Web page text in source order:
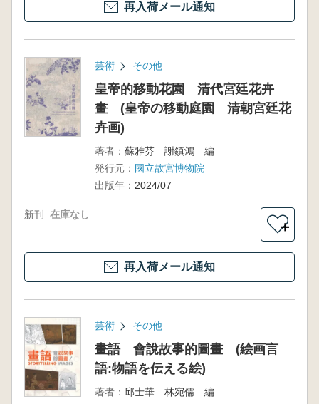
再入荷メール通知
芸術 その他
皇帝的移動花園 清代宮廷花卉
畫 (皇帝の移動庭園 清朝宮廷花
卉画)
著者： 蘇雅芬 謝鎮鴻 編
発行元： 國立故宮博物院
出版年： 2024/07
新刊 在庫なし
＋
再入荷メール通知
芸術 その他
畫語 會說故事的圖畫 (絵画言
語:物語を伝える絵)
著者： 邱士華 林宛儒 編